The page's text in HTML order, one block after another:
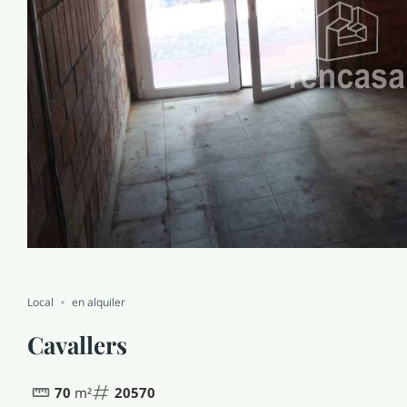
Local en alquiler
Cavallers
70 m² 20570